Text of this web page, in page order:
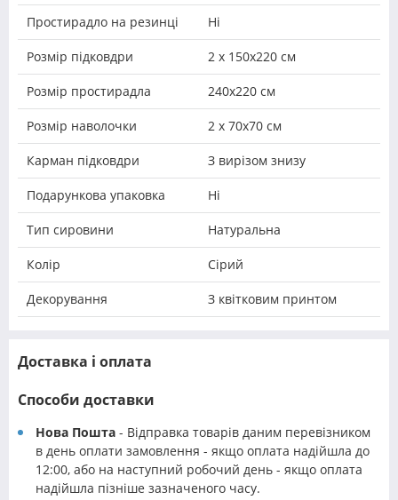
Простирадло на резинці Ні
Розмір підковдри 2 х 150х220 см
Розмір простирадла 240х220 см
Розмір наволочки 2 х 70х70 см
Карман підковдри З вирізом знизу
Подарункова упаковка Ні
Тип сировини Натуральна
Колір Сірий
Декорування З квітковим принтом
Доставка і оплата
Способи доставки
Нова Пошта - Відправка товарів даним перевізником
в день оплати замовлення - якщо оплата надійшла до
12:00, або на наступний робочий день - якщо оплата
надійшла пізніше зазначеного часу.